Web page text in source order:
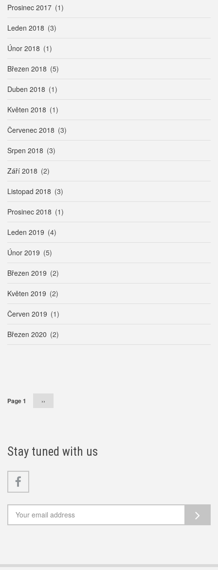
Prosinec 2017 (1)
Leden 2018 (3)
Únor 2018 (1)
Březen 2018 (5)
Duben 2018 (1)
Květen 2018 (1)
Červenec 2018 (3)
Srpen 2018 (3)
Září 2018 (2)
Listopad 2018 (3)
Prosinec 2018 (1)
Leden 2019 (4)
Únor 2019 (5)
Březen 2019 (2)
Květen 2019 (2)
Červen 2019 (1)
Březen 2020 (2)
Page 1 Následující
››
Stay tuned with us